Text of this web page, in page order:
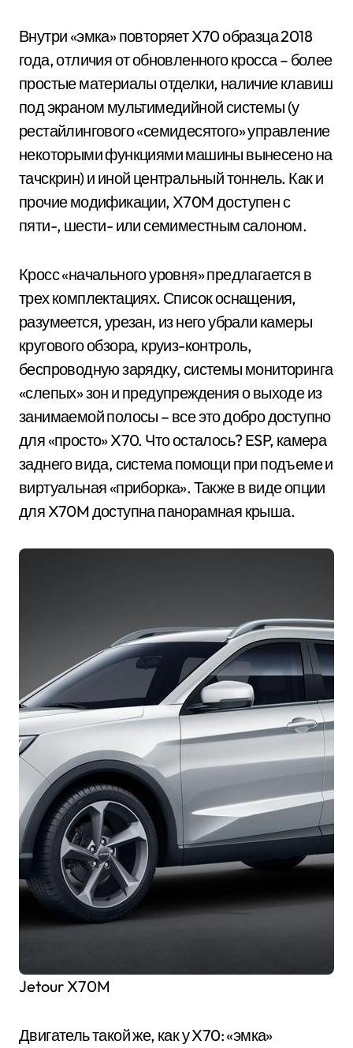
Внутри «эмка» повторяет X70 образца 2018
года, отличия от обновленного кросса – более
простые материалы отделки, наличие клавиш
под экраном мультимедийной системы (у
рестайлингового «семидесятого» управление
некоторыми функциями машины вынесено на
тачскрин) и иной центральный тоннель. Как и
прочие модификации, X70M доступен с
пяти-, шести- или семиместным салоном.
Кросс «начального уровня» предлагается в
трех комплектациях. Список оснащения,
разумеется, урезан, из него убрали камеры
кругового обзора, круиз-контроль,
беспроводную зарядку, системы мониторинга
«слепых» зон и предупреждения о выходе из
занимаемой полосы – все это добро доступно
для «просто» X70. Что осталось? ESP, камера
заднего вида, система помощи при подъеме и
виртуальная «приборка». Также в виде опции
для X70M доступна панорамная крыша.
Jetour X70M
Двигатель такой же, как у X70: «эмка»